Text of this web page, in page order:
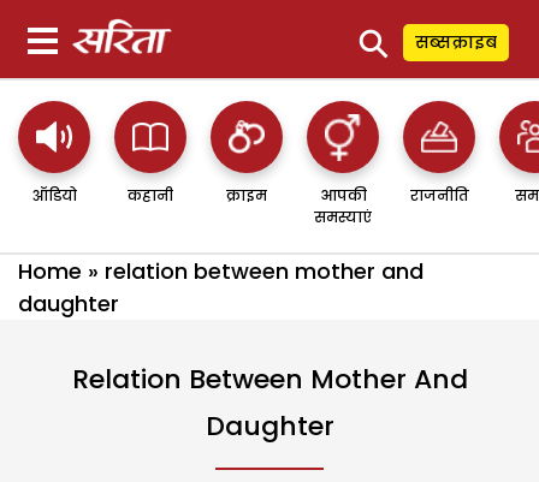
⚲ सब्सक्राइब
ऑडियो कहानी क्राइम
आपकी
समस्याएं
राजनीति
Home » relation between mother and
daughter
Relation Between Mother And
Daughter